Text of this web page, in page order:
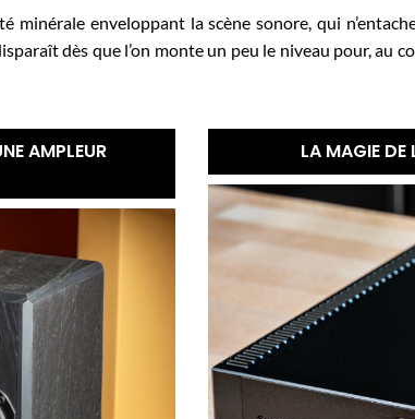
enveloppant la scène sonore, qui
dès que l’on monte un peu le niveau pour, au
AMPLEUR
LA MAGIE DE